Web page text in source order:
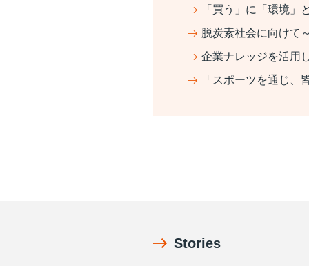
「買う」に「環境」
脱炭素社会に向けて
企業ナレッジを活用
「スポーツを通じ、
Stories